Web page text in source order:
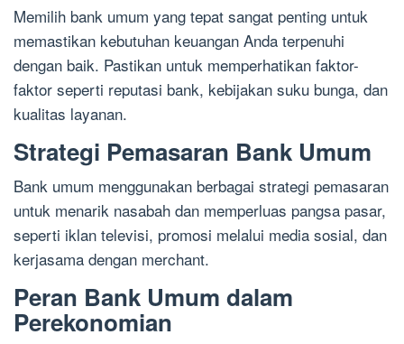
Memilih bank umum yang tepat sangat penting untuk
memastikan kebutuhan keuangan Anda terpenuhi
dengan baik. Pastikan untuk memperhatikan faktor-
faktor seperti reputasi bank, kebijakan suku bunga, dan
kualitas layanan.
Strategi Pemasaran Bank Umum
Bank umum menggunakan berbagai strategi pemasaran
untuk menarik nasabah dan memperluas pangsa pasar,
seperti iklan televisi, promosi melalui media sosial, dan
kerjasama dengan merchant.
Peran Bank Umum dalam
Perekonomian